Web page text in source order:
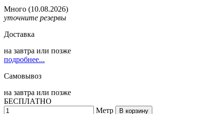
Много (10.08.2026)
уточните резервы
Доставка
на завтра или позже
подробнее...
Самовывоз
на завтра или позже
БЕСПЛАТНО
Метр
В корзину